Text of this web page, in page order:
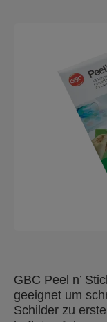
GBC Peel n’
geeignet um
Schilder zu